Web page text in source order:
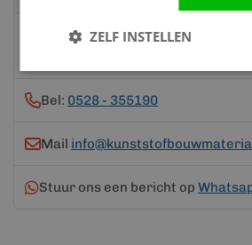
Vandaag bereikbaar
Bel: 0528 - 355190
Mail
Stuur ons een bericht op
ZELF INSTELLEN